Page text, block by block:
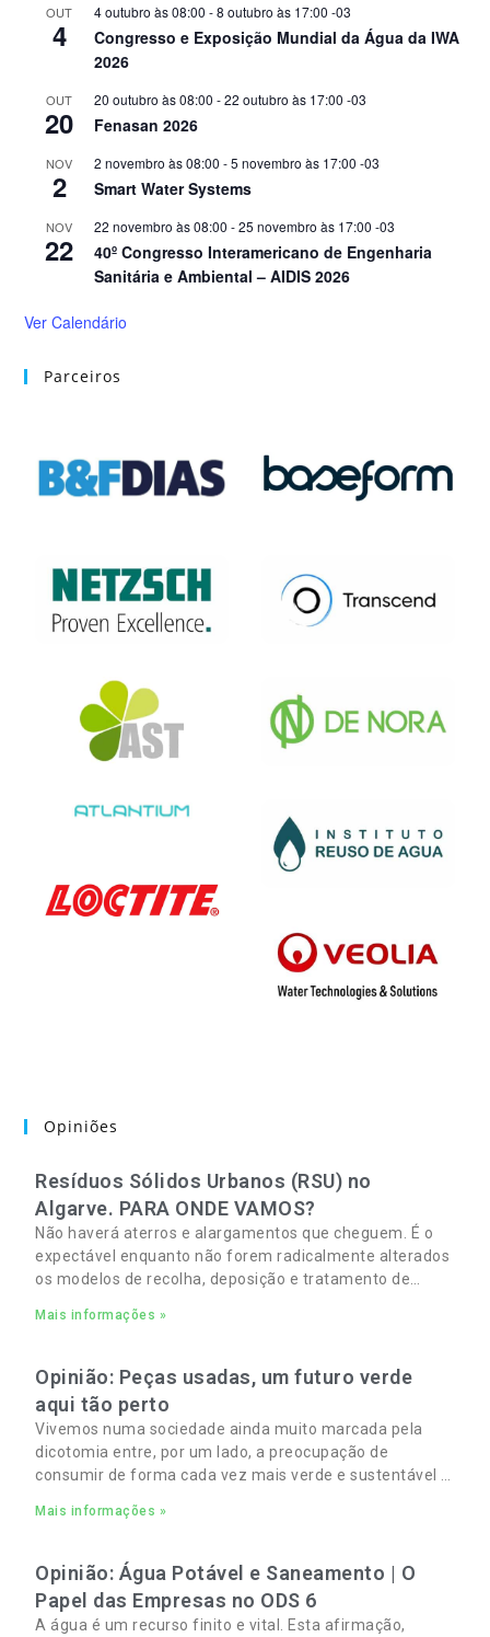
OUT
4
4 outubro às 08:00 -8 outubro às 17:00 -03
Congresso e Exposição Mundial da Água da IWA
2026
OUT
20
20 outubro às 08:00 -22 outubro às 17:00 -03
Fenasan 2026
NOV
2
2 novembro às 08:00 -5 novembro às 17:00 -03
Smart Water Systems
NOV
22
22 novembro às 08:00 -25 novembro às 17:00 -03
40º Congresso Interamericano de Engenharia
Sanitária e Ambiental – AIDIS 2026
Ver Calendário
Parceiros
Opiniões
Resíduos Sólidos Urbanos (RSU) no
Algarve. PARA ONDE VAMOS?
Não haverá aterros e alargamentos que cheguem. É o
expectável enquanto não forem radicalmente alterados
os modelos de recolha, deposição e tratamento de
Mais informações »
Opinião: Peças usadas, um futuro verde
aqui tão perto
Vivemos numa sociedade ainda muito marcada pela
dicotomia entre, por um lado, a preocupação de
consumir de forma cada vez mais verde e sustentável e,
e familiares cada vez mais apertados.
Mais informações »
Opinião: Água Potável e Saneamento | O
Papel das Empresas no ODS 6
A água é um recurso finito e vital. Esta afirmação,